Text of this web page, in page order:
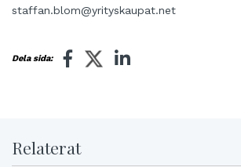
staffan.blom@yrityskaupat.net
Dela sida:
Relaterat